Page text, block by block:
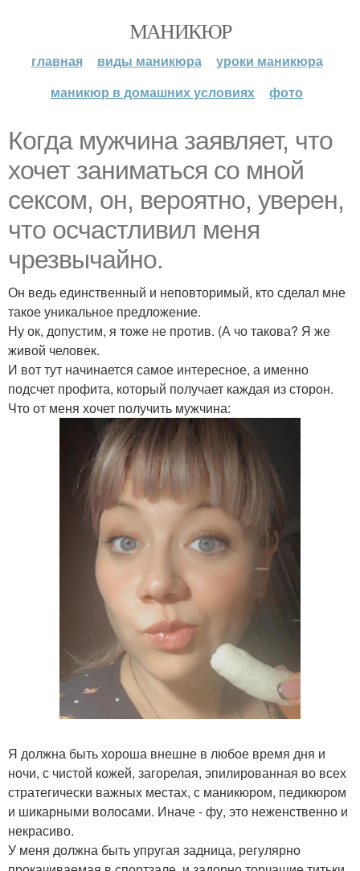
МАНИКЮР
главная виды маникюра
уроки маникюра
маникюр в домашних условиях
фото
Когда мужчина заявляет, что
хочет заниматься со мной
сексом, он, вероятно, уверен,
что осчастливил меня
чрезвычайно.
Он ведь единственный и неповторимый, кто сделал мне
такое уникальное предложение.
Ну ок, допустим, я тоже не против. (А чо такова? Я же
живой человек.
И вот тут начинается самое интересное, а именно
подсчет профита, который получает каждая из сторон.
Что от меня хочет получить мужчина:
Я должна быть хороша внешне в любое время дня и
ночи, с чистой кожей, загорелая, эпилированная во всех
стратегически важных местах, с маникюром, педикюром
и шикарными волосами. Иначе - фу, это неженственно и
некрасиво.
У меня должна быть упругая задница, регулярно